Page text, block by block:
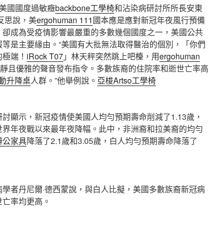
國度過敏癥backbone工學椅和沾染病研討所所長安東
思說，美ergohuman 111國本應是應對新冠年夜風行預備
成為受疫情影響最嚴重的多數幾個國度之一，美國公共
是主要緣由。“美國有大批無法取得醫治的個別，「你們
端！ iRock T07」林天秤突然跳上吧檯，用ergohuman
且優雅的聲音發布指令。多數族裔的住院率和逝世亡率高
升降桌人群。”他舉例說。 亞梭Artso工學椅
示，新冠疫情使美國人均勻預期壽命削減了1.13歲，
年夜戰以來最年夜降幅。此中，非洲裔和拉美裔的均勻
公家具降落了2.1歲和3.05歲，白人均勻預期壽命降落了
丹尼爾·德西蒙說，與白人比擬，美國多數族裔新冠病
率均更高。